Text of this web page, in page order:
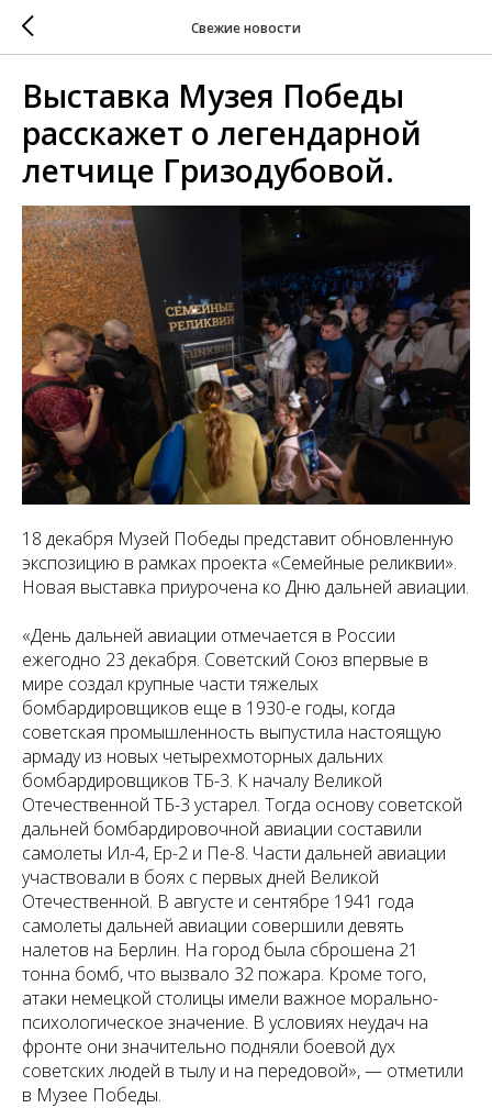
Свежие новости
Выставка Музея Победы
расскажет о легендарной
летчице Гризодубовой.
18 декабря Музей Победы представит обновленную
экспозицию в рамках проекта «Семейные реликвии».
Новая выставка приурочена ко Дню дальней авиации.
«День дальней авиации отмечается в России
ежегодно 23 декабря. Советский Союз впервые в
мире создал крупные части тяжелых
бомбардировщиков еще в 1930-е годы, когда
советская промышленность выпустила настоящую
армаду из новых четырехмоторных дальних
бомбардировщиков ТБ-3. К началу Великой
Отечественной ТБ-3 устарел. Тогда основу советской
дальней бомбардировочной авиации составили
самолеты Ил-4, Ер-2 и Пе-8. Части дальней авиации
участвовали в боях с первых дней Великой
Отечественной. В августе и сентябре 1941 года
самолеты дальней авиации совершили девять
налетов на Берлин. На город была сброшена 21
тонна бомб, что вызвало 32 пожара. Кроме того,
атаки немецкой столицы имели важное морально-
психологическое значение. В условиях неудач на
фронте они значительно подняли боевой дух
советских людей в тылу и на передовой», — отметили
в Музее Победы.